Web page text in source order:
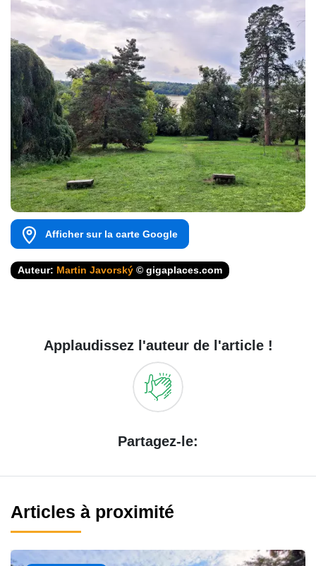
Afficher sur la carte Google
Auteur: Martin Javorský © gigaplaces.com
Applaudissez l'auteur de l'article !
Partagez-le:
Articles à proximité